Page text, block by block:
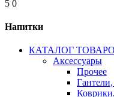
5 0
Напитки
КАТАЛОГ
Аксессуары
Прочее